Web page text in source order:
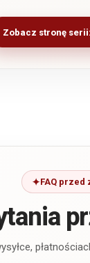
Zobacz stronę serii:
FAQ przed